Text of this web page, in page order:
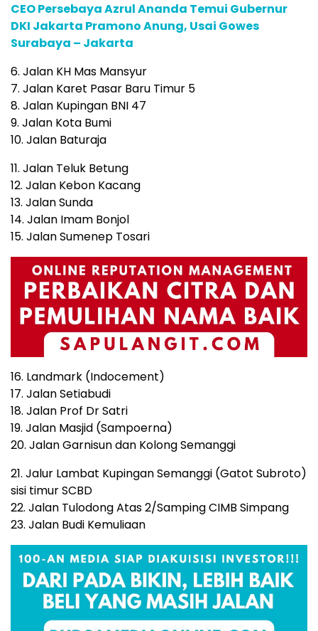
CEO Persebaya Azrul Ananda Temui Gubernur
DKI Jakarta Pramono Anung, Usai Gowes
Surabaya – Jakarta
6. Jalan KH Mas Mansyur
7. Jalan Karet Pasar Baru Timur 5
8. Jalan Kupingan BNI 47
9. Jalan Kota Bumi
10. Jalan Baturaja
11. Jalan Teluk Betung
12. Jalan Kebon Kacang
13. Jalan Sunda
14. Jalan Imam Bonjol
15. Jalan Sumenep Tosari
16. Landmark (Indocement)
17. Jalan Setiabudi
18. Jalan Prof Dr Satri
19. Jalan Masjid (Sampoerna)
20. Jalan Garnisun dan Kolong Semanggi
21. Jalur Lambat Kupingan Semanggi (Gatot Subroto)
sisi timur SCBD
22. Jalan Tulodong Atas 2/Samping CIMB Simpang
23. Jalan Budi Kemuliaan